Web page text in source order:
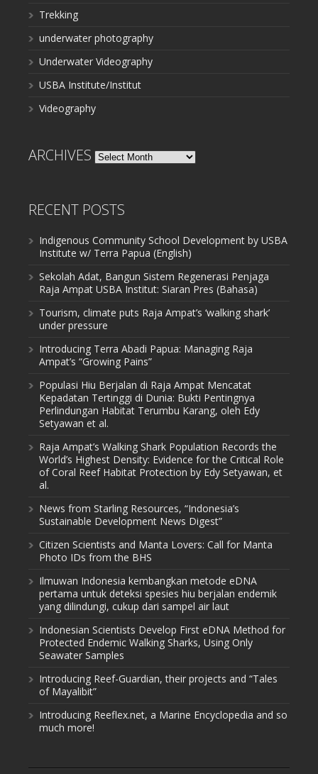
Trekking
underwater photography
Underwater Videography
USBA Institute/Institut
Videography
ARCHIVES Archives
RECENT POSTS
Indigenous Community School Development by USBA
Institute w/ Terra Papua (English)
Sekolah Adat, Bangun Sistem Regenerasi Penjaga
Raja Ampat USBA Institut: Siaran Pres (Bahasa)
Tourism, climate puts Raja Ampat’s ‘walking shark’
under pressure
Introducing Terra Abadi Papua: Managing Raja
Ampat’s “Growing Pains”
Populasi Hiu Berjalan di Raja Ampat Mencatat
Kepadatan Tertinggi di Dunia: Bukti Pentingnya
Perlindungan Habitat Terumbu Karang, oleh Edy
Setyawan et al.
Raja Ampat’s Walking Shark Population Records the
World’s Highest Density: Evidence for the Critical Role
of Coral Reef Habitat Protection by Edy Setyawan, et
al.
News from Starling Resources, “Indonesia’s
Sustainable Development News Digest”
Citizen Scientists and Manta Lovers: Call for Manta
Photo IDs from the BHS
Ilmuwan Indonesia kembangkan metode eDNA
pertama untuk deteksi spesies hiu berjalan endemik
yang dilindungi, cukup dari sampel air laut
Indonesian Scientists Develop First eDNA Method for
Protected Endemic Walking Sharks, Using Only
Seawater Samples
Introducing Reef-Guardian, their projects and “Tales
of Mayalibit”
Introducing Reeflex.net, a Marine Encyclopedia and so
much more!